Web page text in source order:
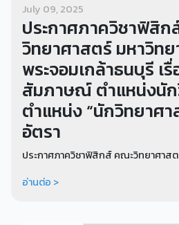
July 09, 2025
ประกาศภาควิชาฟิสิ
วิทยาศาสตร์ มหาวิทย
พระจอมเกล้าธนบุรี เ
สัมภาษณ์ ตำแหน่งนั
ตำแหน่ง “นักวิทยาศา
อัตรา
ประกาศภาควิชาฟิสิกส์ คณะวิทยาศาสต
อ่านต่อ >